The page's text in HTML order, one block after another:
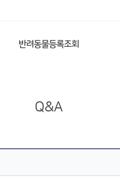
반려동물등록조회
Q&A